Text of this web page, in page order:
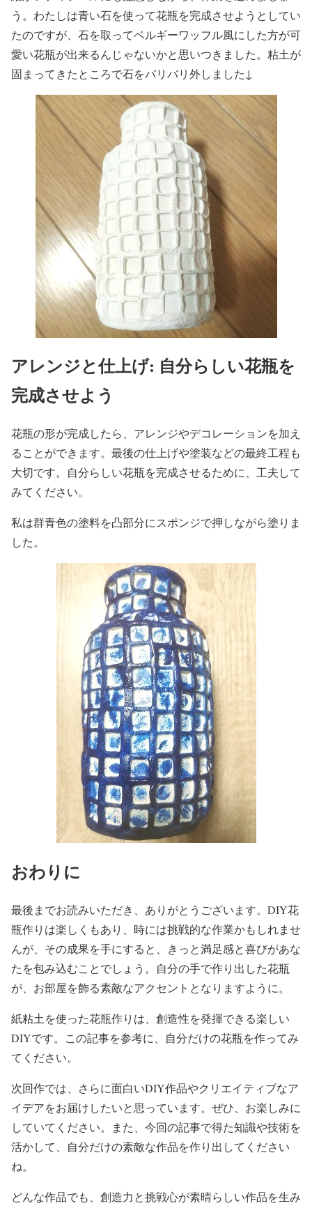
う。わたしは青い石を使って花瓶を完成させようとしてい
たのですが、石を取ってベルギーワッフル風にした方が可
愛い花瓶が出来るんじゃないかと思いつきました。粘土が
固まってきたところで石をバリバリ外しました↓
アレンジと仕上げ: 自分らしい花瓶を
完成させよう
花瓶の形が完成したら、アレンジやデコレーションを加え
ることができます。最後の仕上げや塗装などの最終工程も
大切です。自分らしい花瓶を完成させるために、工夫して
みてください。
私は群青色の塗料を凸部分にスポンジで押しながら塗りま
した。
おわりに
最後までお読みいただき、ありがとうございます。DIY花
瓶作りは楽しくもあり、時には挑戦的な作業かもしれませ
んが、その成果を手にすると、きっと満足感と喜びがあな
たを包み込むことでしょう。自分の手で作り出した花瓶
が、お部屋を飾る素敵なアクセントとなりますように。
紙粘土を使った花瓶作りは、創造性を発揮できる楽しい
DIYです。この記事を参考に、自分だけの花瓶を作ってみ
てください。
次回作では、さらに面白いDIY作品やクリエイティブなア
イデアをお届けしたいと思っています。ぜひ、お楽しみに
していてください。また、今回の記事で得た知識や技術を
活かして、自分だけの素敵な作品を作り出してください
ね。
どんな作品でも、創造力と挑戦心が素晴らしい作品を生み